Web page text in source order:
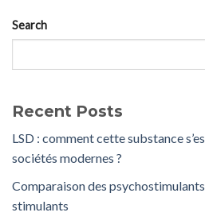
Search
Recent Posts
LSD : comment cette substance
sociétés modernes ?
Comparaison des
stimulants